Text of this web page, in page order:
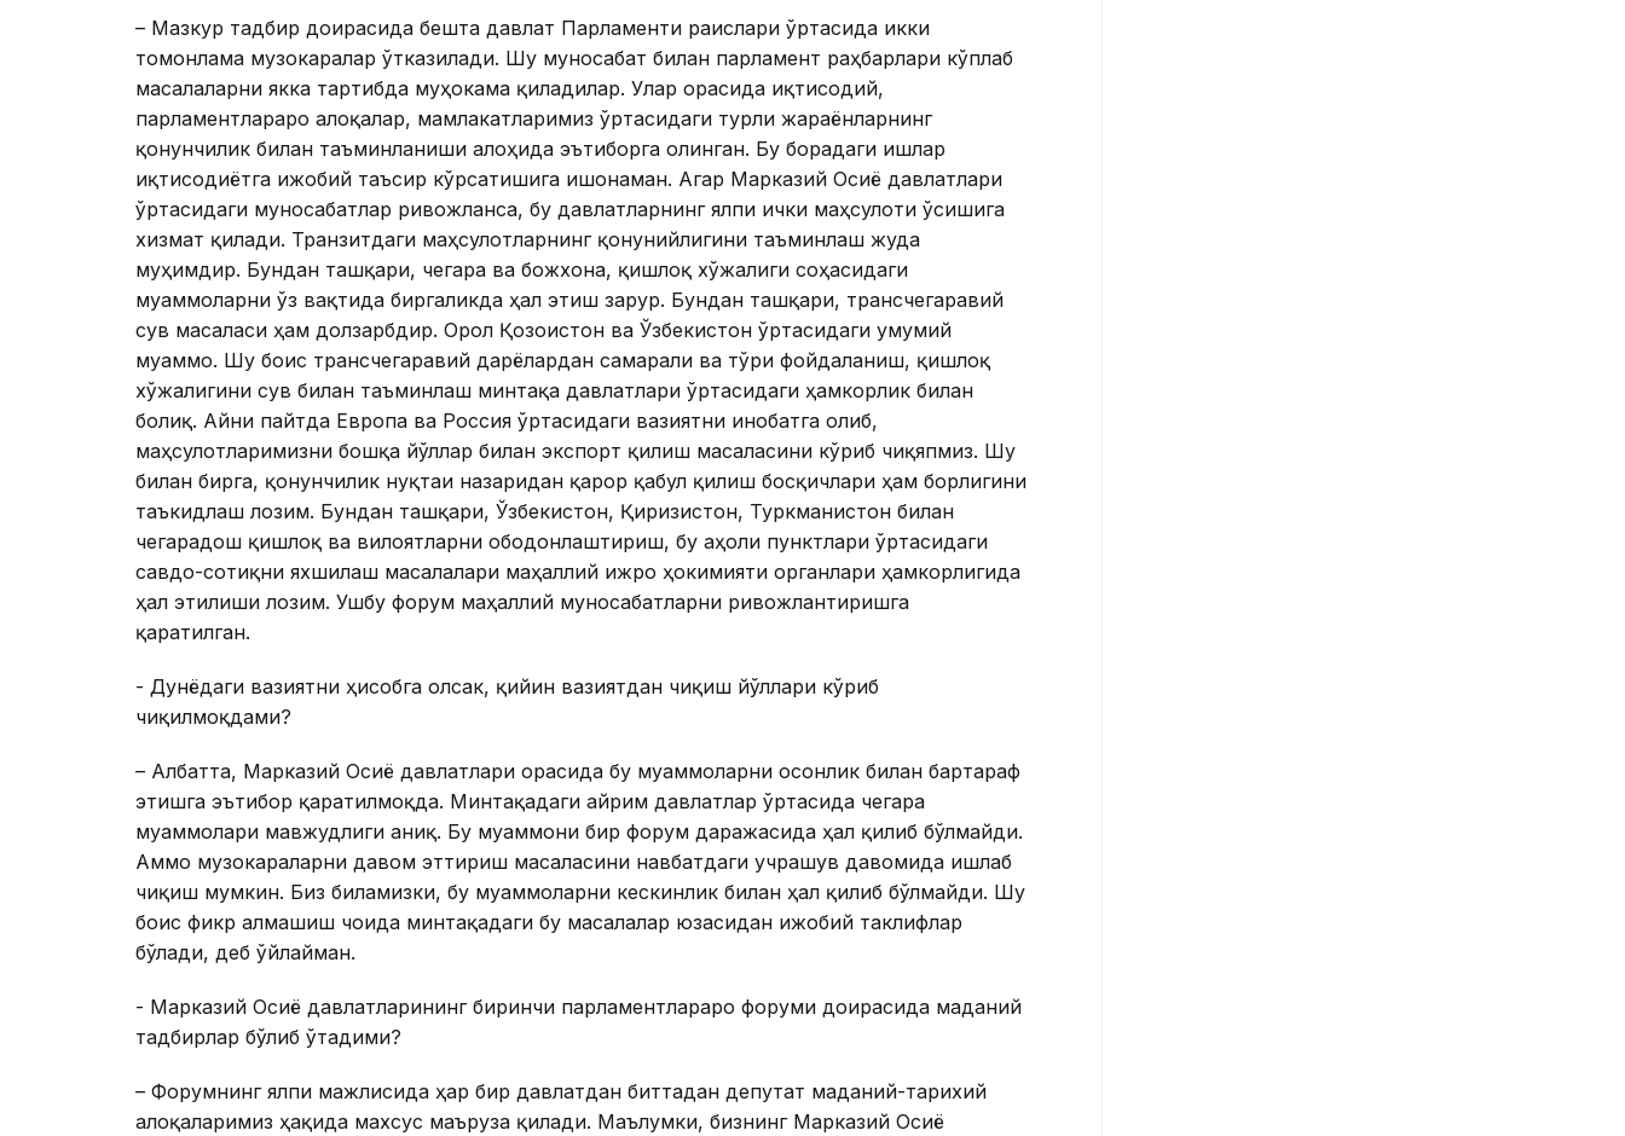
– Мазкур тадбир доирасида бешта давлат Парламенти раислари ўртасида икки
томонлама музокаралар ўтказилади. Шу муносабат билан парламент раҳбарлари кўплаб
масалаларни якка тартибда муҳокама қиладилар. Улар орасида иқтисодий,
парламентлараро алоқалар, мамлакатларимиз ўртасидаги турли жараёнларнинг
қонунчилик билан таъминланиши алоҳида эътиборга олинган. Бу борадаги ишлар
иқтисодиётга ижобий таъсир кўрсатишига ишонаман. Агар Марказий Осиё давлатлари
ўртасидаги муносабатлар ривожланса, бу давлатларнинг ялпи ички маҳсулоти ўсишига
хизмат қилади. Транзитдаги маҳсулотларнинг қонунийлигини таъминлаш жуда
муҳимдир. Бундан ташқари, чегара ва божхона, қишлоқ хўжалиги соҳасидаги
муаммоларни ўз вақтида биргаликда ҳал этиш зарур. Бундан ташқари, трансчегаравий
сув масаласи ҳам долзарбдир. Орол Қозоғистон ва Ўзбекистон ўртасидаги умумий
муаммо. Шу боис трансчегаравий дарёлардан самарали ва тўғри фойдаланиш, қишлоқ
хўжалигини сув билан таъминлаш минтақа давлатлари ўртасидаги ҳамкорлик билан
боғлиқ. Айни пайтда Европа ва Россия ўртасидаги вазиятни инобатга олиб,
маҳсулотларимизни бошқа йўллар билан экспорт қилиш масаласини кўриб чиқяпмиз. Шу
билан бирга, қонунчилик нуқтаи назаридан қарор қабул қилиш босқичлари ҳам борлигини
таъкидлаш лозим. Бундан ташқари, Ўзбекистон, Қирғизистон, Туркманистон билан
чегарадош қишлоқ ва вилоятларни ободонлаштириш, бу аҳоли пунктлари ўртасидаги
савдо-сотиқни яхшилаш масалалари маҳаллий ижро ҳокимияти органлари ҳамкорлигида
ҳал этилиши лозим. Ушбу форум маҳаллий муносабатларни ривожлантиришга
қаратилган.
- Дунёдаги вазиятни ҳисобга олсак, қийин вазиятдан чиқиш йўллари кўриб
чиқилмоқдами?
– Албатта, Марказий Осиё давлатлари орасида бу муаммоларни осонлик билан бартараф
этишга эътибор қаратилмоқда. Минтақадаги айрим давлатлар ўртасида чегара
муаммолари мавжудлиги аниқ. Бу муаммони бир форум даражасида ҳал қилиб бўлмайди.
Аммо музокараларни давом эттириш масаласини навбатдаги учрашув давомида ишлаб
чиқиш мумкин. Биз биламизки, бу муаммоларни кескинлик билан ҳал қилиб бўлмайди. Шу
боис фикр алмашиш чоғида минтақадаги бу масалалар юзасидан ижобий таклифлар
бўлади, деб ўйлайман.
- Марказий Осиё давлатларининг биринчи парламентлараро форуми доирасида маданий
тадбирлар бўлиб ўтадими?
– Форумнинг ялпи мажлисида ҳар бир давлатдан биттадан депутат маданий-тарихий
алоқаларимиз ҳақида махсус маъруза қилади. Маълумки, бизнинг Марказий Осиё